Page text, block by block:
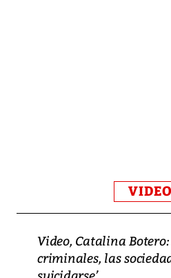
Video, Catalina
criminales, las